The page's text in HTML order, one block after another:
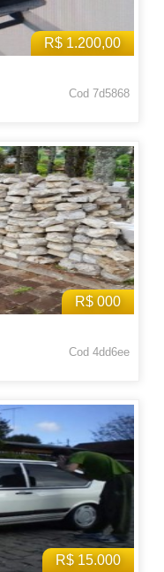
R$ 1.200,00
Cod 7d5868
R$ 000
Cod 4dd6ee
R$ 15.000